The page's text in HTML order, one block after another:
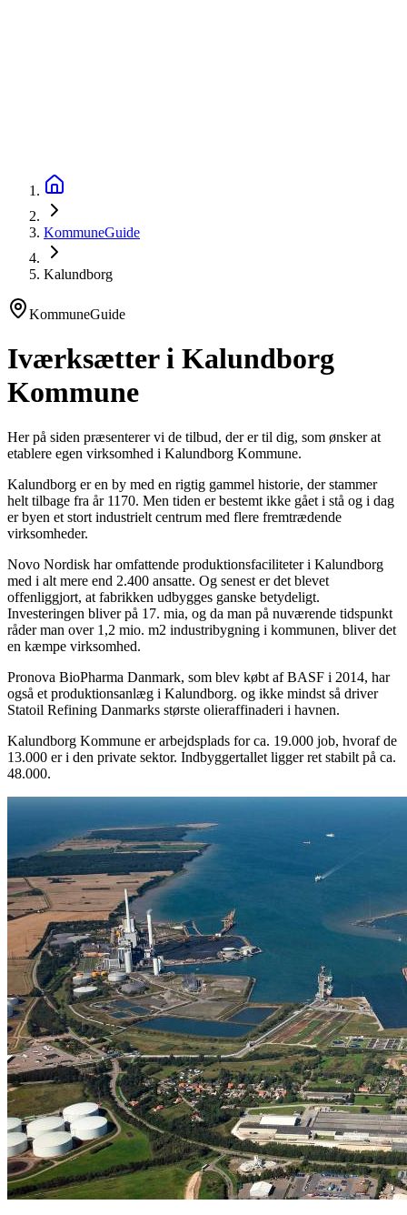
KommuneGuide
Kalundborg
KommuneGuide
Iværksætter i Kalundborg
Kommune
Her på siden præsenterer vi de tilbud, der er til dig, som ønsker at
etablere egen virksomhed i Kalundborg Kommune.
Kalundborg er en by med en rigtig gammel historie, der stammer
helt tilbage fra år 1170. Men tiden er bestemt ikke gået i stå og i dag
er byen et stort industrielt centrum med flere fremtrædende
virksomheder.
Novo Nordisk har omfattende produktionsfaciliteter i Kalundborg
med i alt mere end 2.400 ansatte. Og senest er det blevet
offenliggjort, at fabrikken udbygges ganske betydeligt.
Investeringen bliver på 17. mia, og da man på nuværende tidspunkt
råder man over 1,2 mio. m2 industribygning i kommunen, bliver det
en kæmpe virksomhed.
Pronova BioPharma Danmark, som blev købt af BASF i 2014, har
også et produktionsanlæg i Kalundborg. og ikke mindst så driver
Statoil Refining Danmarks største olieraffinaderi i havnen.
Kalundborg Kommune er arbejdsplads for ca. 19.000 job, hvoraf de
13.000 er i den private sektor. Indbyggertallet ligger ret stabilt på ca.
48.000.